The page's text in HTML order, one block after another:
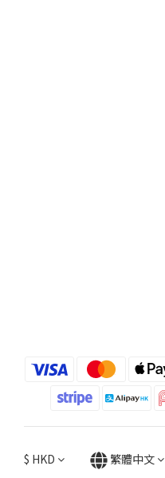
$ HKD 繁體中文